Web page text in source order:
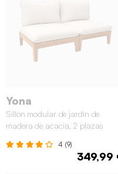
Yona
Sillón modular de jardín de
madera de acacia, 2 plazas
4 (9)
349,99